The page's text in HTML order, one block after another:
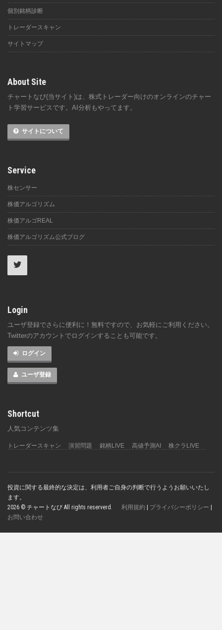
個別銘柄診断
トレーダースキャン
サイトマップ
About Site
チャートなび(当サイト)は、株式トレーダー向けのオンラインのチャー
ト学習サービスです。AI分析もやってます。
サイトについて
Service
株センサー
株価アルゴリズム
株価アルゴREAL
株価アルゴリズム公式ブログ
Login
ユーザ登録でさらに便利に！無料ですので、お気軽にご利用ください。
Twitterのアカウントでログインすることも可能です。
ログイン
ユーザ登録
Shortcut
人気コンテンツ集
トレーダースキャン 演習問題 銘柄LIVE 高値予測AI 株クラLIVE
投資に関する最終的な決定は、利用者ご自身の判断で行うようお願いいたし
ます。
2026 © チャートなび All rights reserverd. 利用規約 プライバシーポリシー
お問い合わせ